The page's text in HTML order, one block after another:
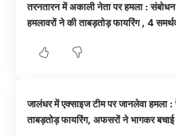
तरनतारन में अकाली नेता पर हमला : संबोधन
हमलावरों ने की ताबड़तोड़ फायरिंग , 4
जालंधर में एक्साइज टीम पर जानलेवा हमला :
ताबड़तोड़ फायरिंग, अफसरों ने भागकर